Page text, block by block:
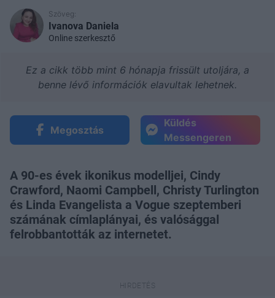
Szöveg:
Ivanova Daniela
Online szerkesztő
Ez a cikk több mint 6 hónapja frissült utoljára, a
benne lévő információk elavultak lehetnek.
Megosztás
Küldés
Messengeren
A 90-es évek ikonikus modelljei, Cindy
Crawford, Naomi Campbell, Christy Turlington
és Linda Evangelista a Vogue szeptemberi
számának címlaplányai, és valósággal
felrobbantották az internetet.